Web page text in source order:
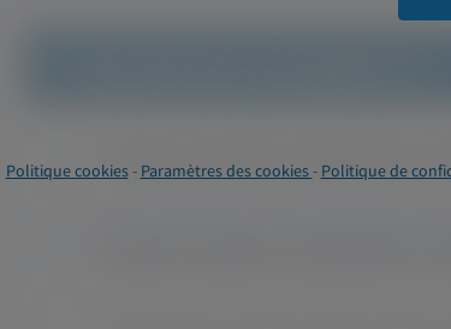
Politique cookies- Paramètres des cookies- Politique de